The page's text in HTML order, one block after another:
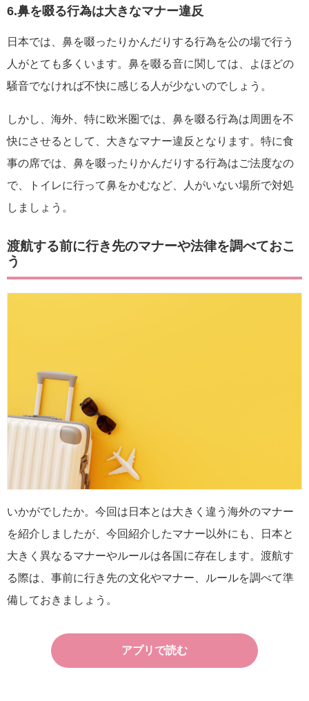
6.鼻を啜る行為は大きなマナー違反
日本では、鼻を啜ったりかんだりする行為を公の場で行う
人がとても多くいます。鼻を啜る音に関しては、よほどの
騒音でなければ不快に感じる人が少ないのでしょう。
しかし、海外、特に欧米圏では、鼻を啜る行為は周囲を不
快にさせるとして、大きなマナー違反となります。特に食
事の席では、鼻を啜ったりかんだりする行為はご法度なの
で、トイレに行って鼻をかむなど、人がいない場所で対処
しましょう。
渡航する前に行き先のマナーや法律を調べておこ
う
いかがでしたか。今回は日本とは大きく違う海外のマナー
を紹介しましたが、今回紹介したマナー以外にも、日本と
大きく異なるマナーやルールは各国に存在します。渡航す
る際は、事前に行き先の文化やマナー、ルールを調べて準
備しておきましょう。
アプリで読む